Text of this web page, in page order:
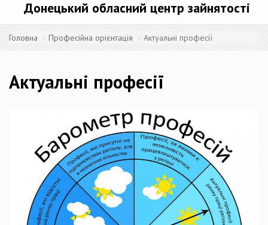
Донецький обласний центр зайнятості
Головна Професійна орієнтація Актуальні професії
Актуальні професії